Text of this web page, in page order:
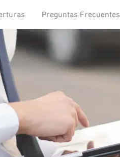
Preguntas Frecuentes